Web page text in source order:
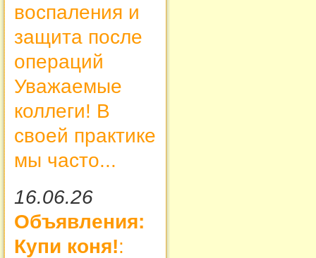
воспаления и
защита после
операций
Уважаемые
коллеги! В
своей практике
мы часто...
16.06.26
Объявления:
Купи коня!: